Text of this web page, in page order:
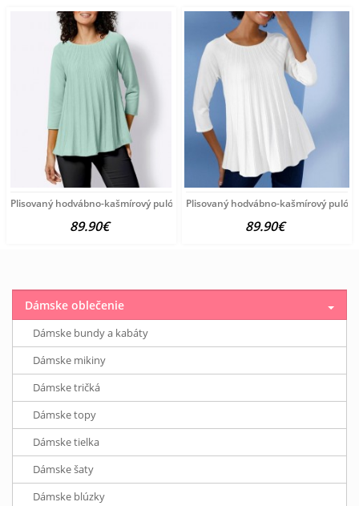
Plisovaný hodvábno-kašmírový pulóver vzhľadom Création
89.90€
Plisovaný hodvábno-kašmírový
89.90€
Dámske oblečenie
Dámske bundy a kabáty
Dámske mikiny
Dámske tričká
Dámske topy
Dámske tielka
Dámske šaty
Dámske blúzky